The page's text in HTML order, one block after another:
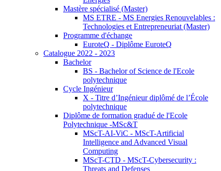
Mastère spécialisé (Master)
MS ETRE - MS Energies Renouvelables :
Technologies et Entrepreneuriat (Master)
Programme d'échange
EuroteQ - Diplôme EuroteQ
Catalogue 2022 - 2023
Bachelor
BS - Bachelor of Science de l'Ecole
polytechnique
Cycle Ingénieur
X - Titre d’Ingénieur diplômé de l’École
polytechnique
Diplôme de formation gradué de l'Ecole
Polytechnique -MSc&T
MScT-AI-ViC - MScT-Artificial
Intelligence and Advanced Visual
Computing
MScT-CTD - MScT-Cybersecurity :
Threats and Defenses